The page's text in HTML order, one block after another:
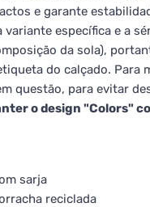
e garante
variante específica e a
da sola),
do calçado.
questão, para evitar
o design "Colors"
sarja
reciclada